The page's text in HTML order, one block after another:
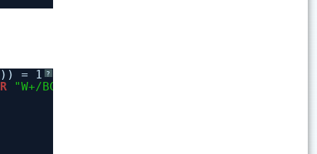
?
= 1
"W+/BG"